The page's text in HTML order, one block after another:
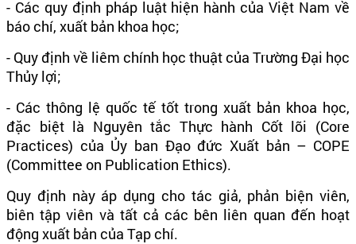
- Các quy định pháp luật hiện hành của Việt Nam về
báo chí, xuất bản khoa học;
- Quy định về liêm chính học thuật của Trường Đại học
Thủy lợi;
- Các thông lệ quốc tế tốt trong xuất bản khoa học,
đặc biệt là Nguyên tắc Thực hành Cốt lõi (Core
Practices) của Ủy ban Đạo đức Xuất bản – COPE
(Committee on Publication Ethics).
Quy định này áp dụng cho tác giả, phản biện viên,
biên tập viên và tất cả các bên liên quan đến hoạt
động xuất bản của Tạp chí.